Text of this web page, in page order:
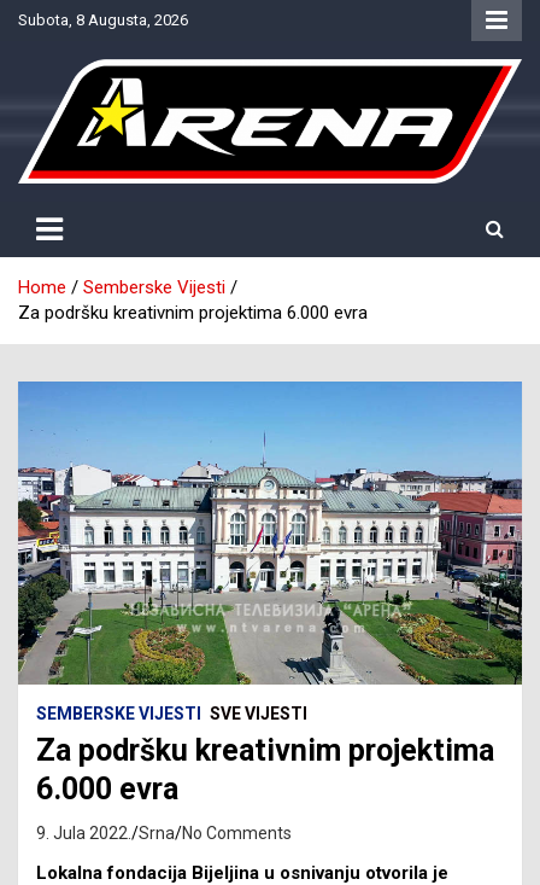
SkipSubota, 8 Augusta, 2026
NTV Arena
Home
Semberske Vijesti
Za podršku kreativnim projektima 6.000 evra
SEMBERSKE VIJESTI SVE VIJESTI
Za podršku kreativnim projektima
6.000 evra
9. Jula 2022. Srna No Comments
Lokalna fondacija Bijeljina u osnivanju otvorila je